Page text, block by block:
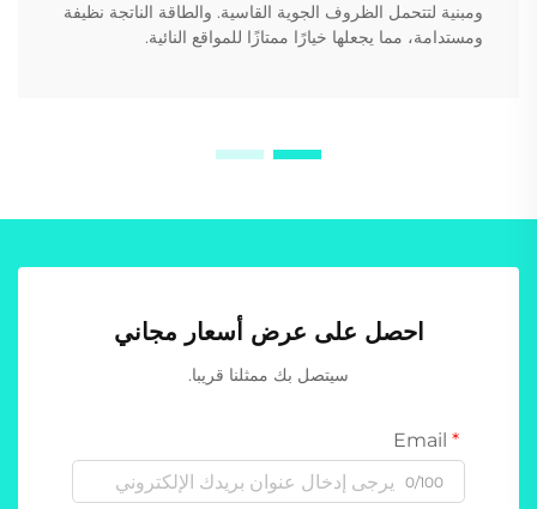
ومبنية لتتحمل الظروف الجوية القاسية. والطاقة الناتجة نظيفة
ومستدامة، مما يجعلها خيارًا ممتازًا للمواقع النائية.
احصل على عرض أسعار مجاني
سيتصل بك ممثلنا قريبا.
0/100